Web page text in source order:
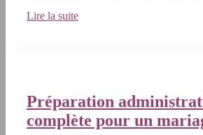
Lire la suite
Préparation
complète pour un